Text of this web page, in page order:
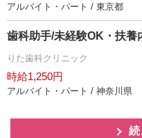
アルバイト・パート / 東京都
歯科助手/未経験OK・扶養
りた歯科クリニック
時給1,250円
アルバイト・パート / 神奈川県
続